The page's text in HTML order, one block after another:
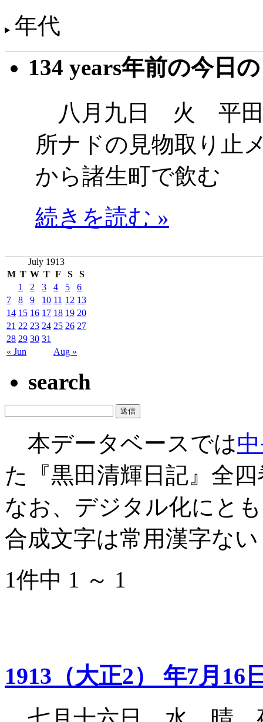
年代
134 years年前の今日
八月九日 火 平田
所ナドの見物取り止
から諸生町で飲む
続きを読む »
July 1913
M T W T F S S
« Jun Aug »
1 2 3 4 5
6
7
8 9 10 11 12 13
14 15 16 17 18 19 20
21 22 23 24 25 26 27
28 29 30 31
search
本データベースでは
た『黒田清輝日記』全
なお、デジタル化にと
合成文字は常用漢字な
1件中 1 ～ 1
1913（大正2） 年7月16